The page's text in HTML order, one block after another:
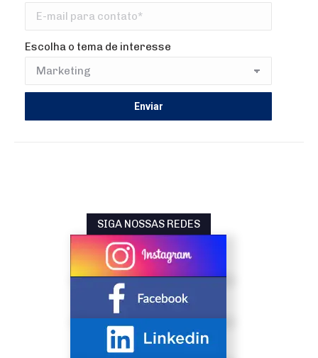
Escolha o tema de interesse
SIGA NOSSAS REDES